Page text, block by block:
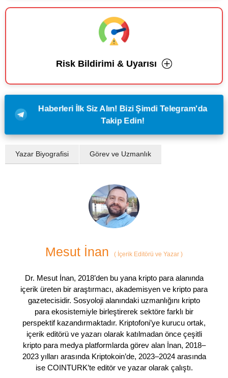
Risk Bildirimi & Uyarısı
Haberleri İlk Siz Alın! Bizi Şimdi Telegram'da
Takip Edin!
Yazar Biyografisi Görev ve Uzmanlık
Mesut İnan ( İçerik Editörü ve Yazar )
Dr. Mesut İnan, 2018’den bu yana kripto para alanında
içerik üreten bir araştırmacı, akademisyen ve kripto para
gazetecisidir. Sosyoloji alanındaki uzmanlığını kripto
para ekosistemiyle birleştirerek sektöre farklı bir
perspektif kazandırmaktadır. Kriptofoni’ye kurucu ortak,
içerik editörü ve yazarı olarak katılmadan önce çeşitli
kripto para medya platformlarda görev alan İnan, 2018–
2023 yılları arasında Kriptokoin’de, 2023–2024 arasında
ise COINTURK’te editör ve yazar olarak çalıştı.